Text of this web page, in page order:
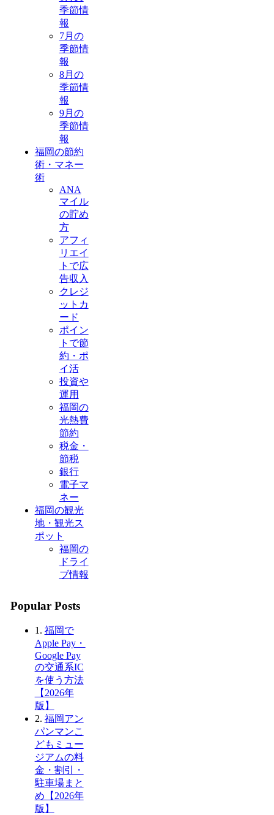
季節情
報
7月の
季節情
報
8月の
季節情
報
9月の
季節情
報
福岡の節約
術・マネー
術
ANA
マイル
の貯め
方
アフィ
リエイ
トで広
告収入
クレジ
ットカ
ード
ポイン
トで節
約・ポ
イ活
投資や
運用
福岡の
光熱費
節約
税金・
節税
銀行
電子マ
ネー
福岡の観光
地・観光ス
ポット
福岡の
ドライ
ブ情報
Popular Posts
1. 福岡で
Apple Pay・
Google Pay
の交通系IC
を使う方法
【2026年
版】
2. 福岡アン
パンマンこ
どもミュー
ジアムの料
金・割引・
駐車場まと
め【2026年
版】